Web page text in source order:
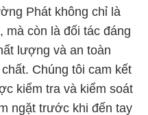
Phát không chỉ là
mà còn là đối tác đáng
lượng và an toàn
Chúng tôi cam kết
kiểm tra và kiểm soát
ngặt trước khi đến tay